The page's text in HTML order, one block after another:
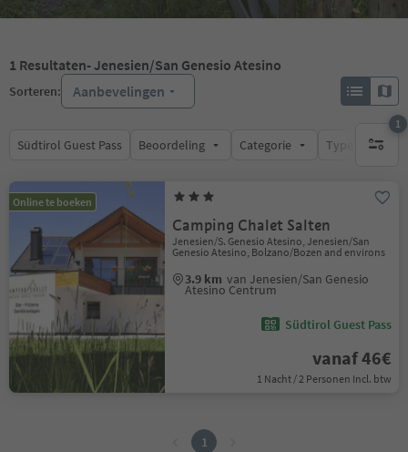
1 Resultaten- Jenesien/San Genesio Atesino
Sorteren: Aanbevelingen
Südtirol Guest Pass Beoordeling Categorie Type catering
1
1
Online te boeken
Camping Chalet Salten
Jenesien/S. Genesio Atesino, Jenesien/San
Genesio Atesino, Bolzano/Bozen and environs
3.9 km van Jenesien/San Genesio
Atesino Centrum
Südtirol Guest Pass
vanaf 46€
1 Nacht / 2 Personen Incl. btw
1